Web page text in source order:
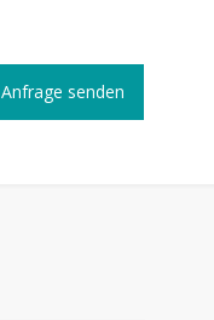
Anfrage senden